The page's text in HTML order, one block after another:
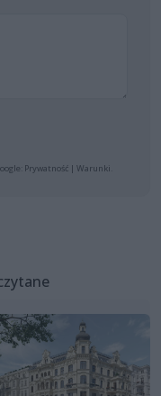
Prywatność | Warunki